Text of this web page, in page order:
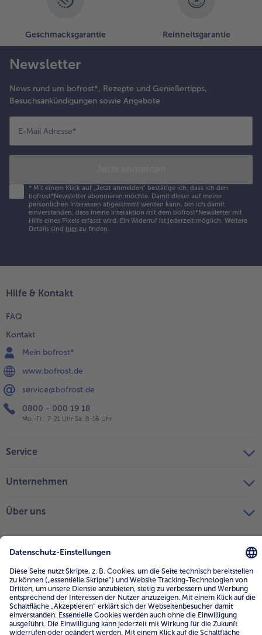
die Teller
Geschmacksgarantie Reinheitsgarantie
Newsletter
News rund um bofrost*, Rezepte und Genießertipps,
Besuchsankündigungen sowie Angebote
E-Mail Adresse*
* Mit einem Klick auf „Jetzt anmelden" bestätige ich, dass ich den
bofrost*Newsletter abonnieren möchte. Damit dieser auf meine
persönlichen Interessen abgestimmt werden kann, bin ich damit
einverstanden, dass meine Interaktion mit dem bofrost*Newsletter mit
Hilfe eines Pixels erfasst wird. Ein Widerruf ist jederzeit möglich. Weitere
Details sind hier zu finden.
Hilfe & Kontakt
FAQ
Kontakt
Mein bofrost*
www.bofrost.de
service@bofrost.de
0800 - 000 19 18
Mo.-Fr.: 7-21 Uhr Sa: 8-16 Uhr
Service
Unternehmen
Über uns